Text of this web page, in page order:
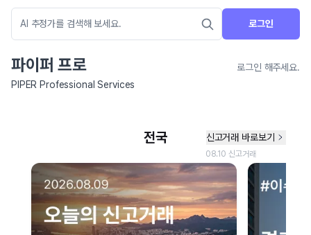
로그인
파이퍼 프로
로그인 해주세요.
PIPER Professional Services